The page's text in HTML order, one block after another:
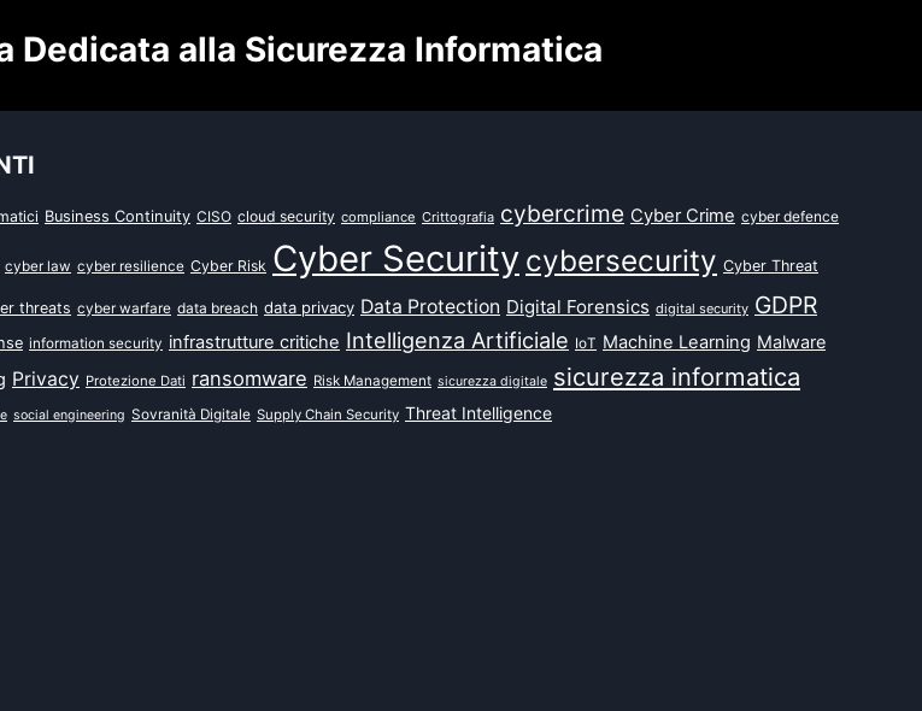
Dedicata alla Sicurezza Informatica
Business Continuity CISO cloud security compliance Crittografia cybercrime Cyber Crime cyber defence
cyber law cyber resilience Cyber Risk Cyber Security cybersecurity Cyber Threat
threats cyber warfare data breach data privacy Data Protection Digital Forensics digital security GDPR
information security infrastrutture critiche Intelligenza Artificiale IoT Machine Learning Malware
Privacy Protezione Dati ransomware Risk Management sicurezza digitale sicurezza informatica
social engineering Sovranità Digitale Supply Chain Security Threat Intelligence